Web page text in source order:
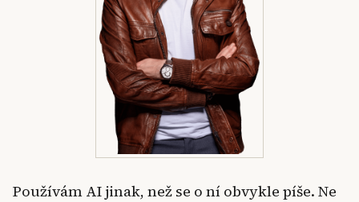
Používám AI jinak, než se o ní obvykle píše. Ne